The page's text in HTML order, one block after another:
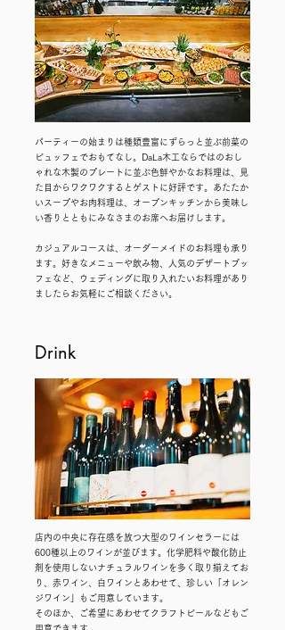
パーティーの始まりは種類豊富にずらっと並ぶ前菜の
ビュッフェでおもてなし。DaLa木工ならではのおし
ゃれな木製のプレートに並ぶ色鮮やかなお料理は、見
た目からワクワクするとゲストに好評です。あたたか
いスープやお肉料理は、オープンキッチンから美味し
い香りとともにみなさまのお席へお届けします。
カジュアルコースは、オーダーメイドのお料理も承り
ます。好きなメニューや飲み物、人気のデザートブッ
フェなど、ウェディングに取り入れたいお料理があり
ましたらお気軽にご相談ください。
Drink
店内の中央に存在感を放つ大型のワインセラーには
600種以上のワインが並びます。化学肥料や酸化防止
剤を使用しないナチュラルワインを多く取り揃えてお
り、赤ワイン、白ワインとあわせて、珍しい「オレン
ジワイン」もご用意しています。
そのほか、ご希望にあわせてクラフトビールなどもご
用意できます。